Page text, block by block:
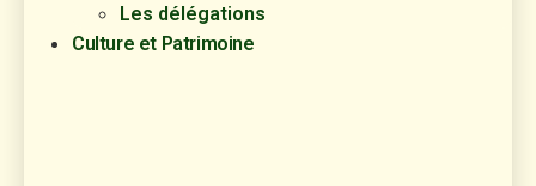
Les délégations
Culture et Patrimoine